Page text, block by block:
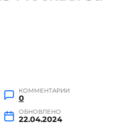
КОММЕНТАРИИ
0
ОБНОВЛЕНО
22.04.2024